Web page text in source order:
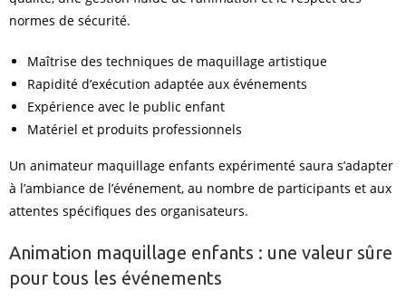
normes de sécurité.
Maîtrise des techniques de maquillage artistique
Rapidité d’exécution adaptée aux événements
Expérience avec le public enfant
Matériel et produits professionnels
Un animateur maquillage enfants expérimenté saura s’adapter
à l’ambiance de l’événement, au nombre de participants et aux
attentes spécifiques des organisateurs.
Animation maquillage enfants : une valeur sûre
pour tous les événements